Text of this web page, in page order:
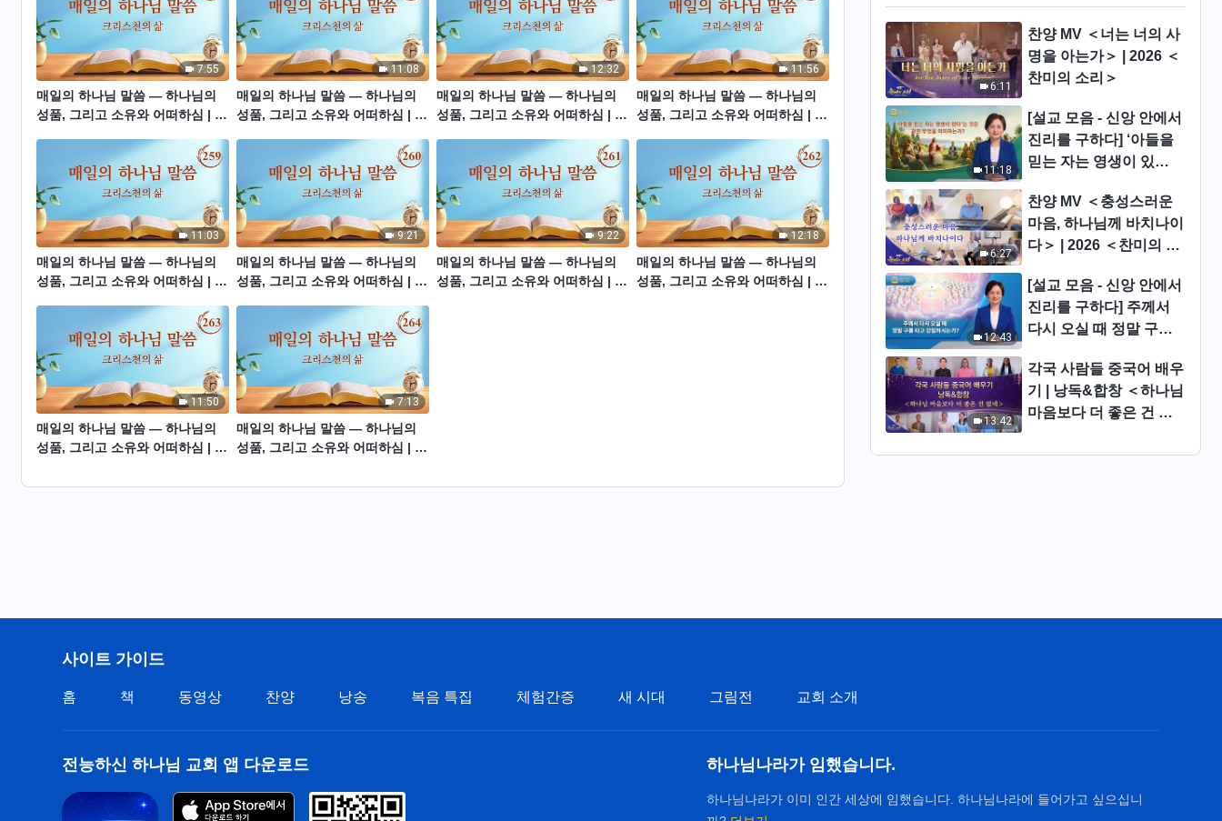
7:55
매일의 하나님 말씀 ― 하나님의
성품, 그리고 소유와 어떠하심 | 발
11:08
매일의 하나님 말씀 ― 하나님의
성품, 그리고 소유와 어떠하심 | 발
12:32
매일의 하나님 말씀 ― 하나님의
성품, 그리고 소유와 어떠하심 | 발
11:56
매일의 하나님 말씀 ― 하나님의
성품, 그리고 소유와 어떠하심 | 발
11:03
매일의 하나님 말씀 ― 하나님의
성품, 그리고 소유와 어떠하심 | 발
9:21
매일의 하나님 말씀 ― 하나님의
성품, 그리고 소유와 어떠하심 | 발
9:22
매일의 하나님 말씀 ― 하나님의
성품, 그리고 소유와 어떠하심 | 발
12:18
매일의 하나님 말씀 ― 하나님의
성품, 그리고 소유와 어떠하심 | 발
11:50
매일의 하나님 말씀 ― 하나님의
성품, 그리고 소유와 어떠하심 | 발
7:13
매일의 하나님 말씀 ― 하나님의
성품, 그리고 소유와 어떠하심 | 발
6:11
찬양 MV ＜너는 너의 사
명을 아는가＞ | 2026 ＜
찬미의 소리＞
11:18
[설교 모음 - 신앙 안에서
진리를 구하다] ‘아들을
믿는 자는 영생이 있
의미하는가?
6:27
찬양 MV ＜충성스러운
마음, 하나님께 바치나이
다＞ | 2026 ＜찬미의 소
12:43
[설교 모음 - 신앙 안에서
진리를 구하다] 주께서
다시 오실 때 정말 구름
13:42
각국 사람들 중국어 배우
기 | 낭독&합창 ＜하나님
마음보다 더 좋은 건 없
리＞
사이트 가이드
홈 책 동영상 찬양 낭송 복음 특집 체험간증 새 시대 그림전 교회 소개
전능하신 하나님 교회 앱 다운로드 하나님나라가 임했습니다.
하나님나라가 이미 인간 세상에 임했습니다. 하나님나라에 들어가고 싶으십니